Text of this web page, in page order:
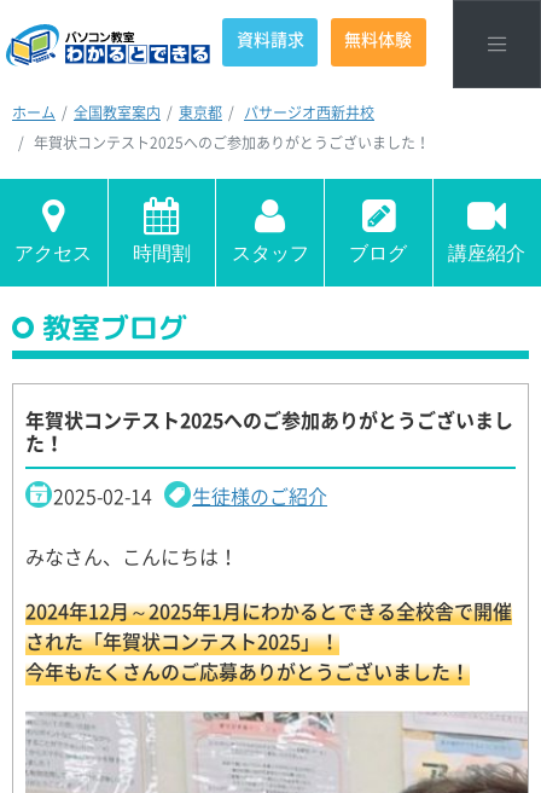
資料請求 無料体験
ホーム 全国教室案内 東京都
パサージオ西新井校
年賀状コンテスト2025へのご参加ありがとうございました！
アクセス 時間割 スタッフ ブログ 講座紹介
教室ブログ
年賀状コンテスト2025へのご参加ありがとうございまし
た！
2025-02-14
生徒様のご紹介
みなさん、こんにちは！
2024年12月～2025年1月にわかるとできる全校舎で開催
された「年賀状コンテスト2025」！
今年もたくさんのご応募ありがとうございました！